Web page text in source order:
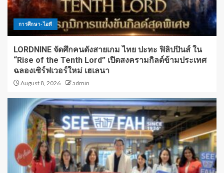
การศึกษา-ไอที
LORDNINE จัดศึกคนดังสายเกม ไทย ปะทะ ฟิลิปปินส์ ใน
“Rise of the Tenth Lord” เปิดสงครามกิลด์ข้ามประเทศ
ฉลองเซิร์ฟเวอร์ใหม่ เฮเลนา
August 8, 2026 admin